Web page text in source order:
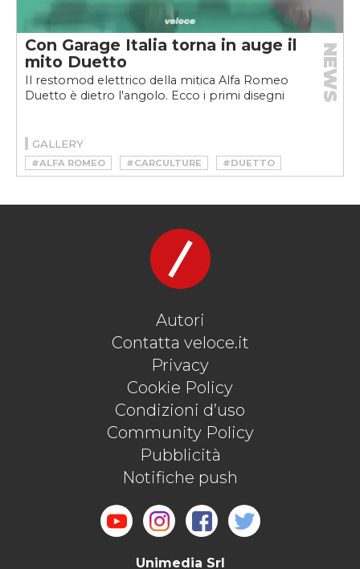
Con Garage Italia torna in auge il
mito Duetto
Il restomod elettrico della mitica Alfa Romeo
Duetto è dietro l'angolo. Ecco i primi disegni
NEWS
GALLERY
#ALFA ROMEO #CARCULTURE
#DUETTO
#EV
#GARAGE ITALIA
#ICON-E
Autori
Contatta veloce.it
Privacy
Cookie Policy
Condizioni d’uso
Community Policy
Pubblicità
Notifiche push
Unimedia Srl